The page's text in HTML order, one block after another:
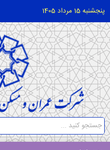
پنجشنبه 15 مرداد 1405